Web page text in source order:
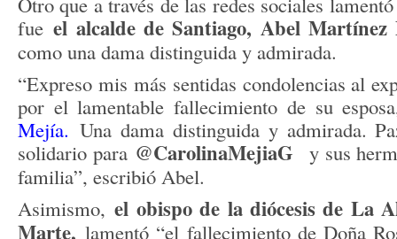
fueel alcalde de Santiago, Abel Martínez
como una dama distinguida y admirada.
“Expreso mis más sentidas condolencias al
por el lamentable fallecimiento de su
Mejía. Una dama distinguida y admirada.
solidario para @CarolinaMejiaG y sus
familia”, escribió Abel.
Asimismo,el obispo de la diócesis de La
Marte,lamentó “el fallecimiento de Doña